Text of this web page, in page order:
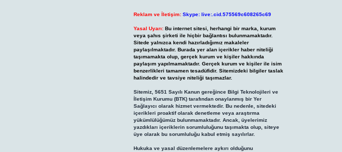
Reklam ve İletişim: Skype: live:.cid.575569c608265c69
Yasal Uyarı: Bu internet sitesi, herhangi bir marka, kurum
veya şahıs şirketi ile hiçbir bağlantısı bulunmamaktadır.
Sitede yalnızca kendi hazırladığımız makaleler
paylaşılmaktadır. Burada yer alan içerikler haber niteliği
taşımamakta olup, gerçek kurum ve kişiler hakkında
paylaşım yapılmamaktadır. Gerçek kurum ve kişiler ile isim
benzerlikleri tamamen tesadüfidir. Sitemizdeki bilgiler taslak
halindedir ve tavsiye niteliği taşımazlar.
Sitemiz, 5651 Sayılı Kanun gereğince Bilgi Teknolojileri ve
İletişim Kurumu (BTK) tarafından onaylanmış bir Yer
Sağlayıcı olarak hizmet vermektedir. Bu nedenle, sitedeki
içerikleri proaktif olarak denetleme veya araştırma
yükümlülüğümüz bulunmamaktadır. Ancak, üyelerimiz
yazdıkları içeriklerin sorumluluğunu taşımakta olup, siteye
üye olarak bu sorumluluğu kabul etmiş sayılırlar.
Hukuka ve yasal düzenlemelere aykırı olduğunu